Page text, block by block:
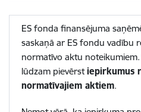
ES fonda finansējuma
saskaņā ar ES fondu vadību
normatīvo aktu
lūdzam pievērstiepirkumus
normatīvajiem aktiem.